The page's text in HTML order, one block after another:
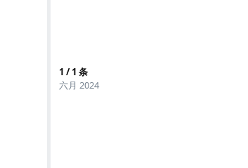
1 /1 条
六月 2024